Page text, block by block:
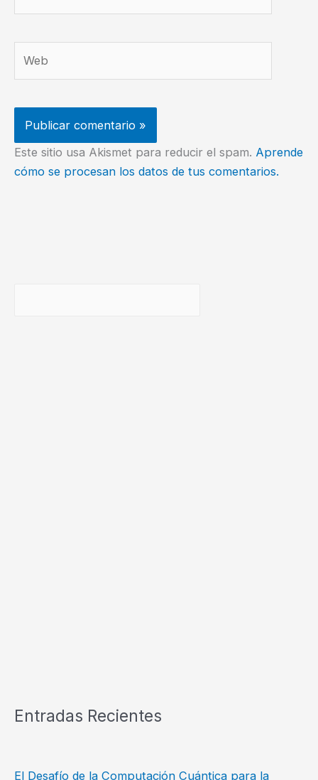
Este sitio usa Akismet para reducir el spam. Aprende
cómo se procesan los datos de tus comentarios.
Entradas Recientes
El Desafío de la Computación Cuántica para la